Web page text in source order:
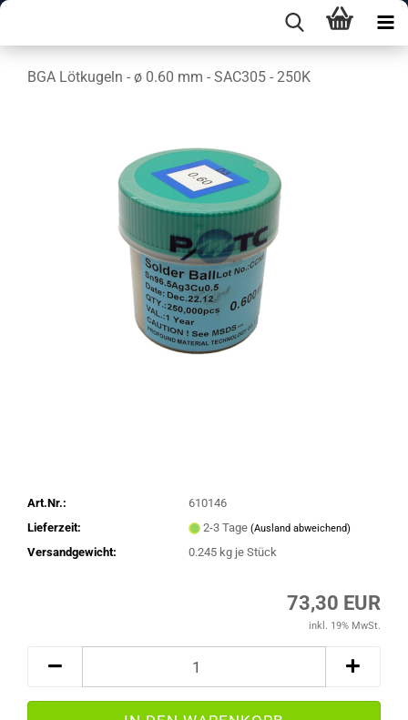
BGA Lötkugeln - ø 0.60 mm - SAC305 - 250K
Art.Nr.:
610146
Lieferzeit:
2-3 Tage (Ausland abweichend)
Versandgewicht: 0.245kg je Stück
73,30 EUR
inkl. 19% MwSt.